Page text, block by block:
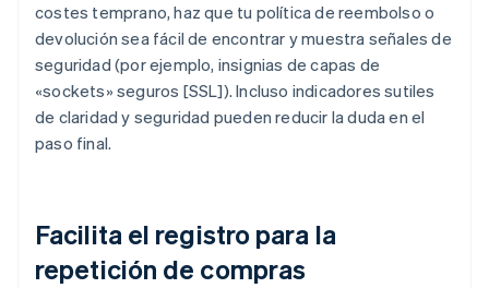
costes temprano, haz que tu política de reembolso o
devolución sea fácil de encontrar y muestra señales de
seguridad (por ejemplo, insignias de capas de
«sockets» seguros [SSL]). Incluso indicadores sutiles
de claridad y seguridad pueden reducir la duda en el
paso final.
Facilita el registro para la
repetición de compras